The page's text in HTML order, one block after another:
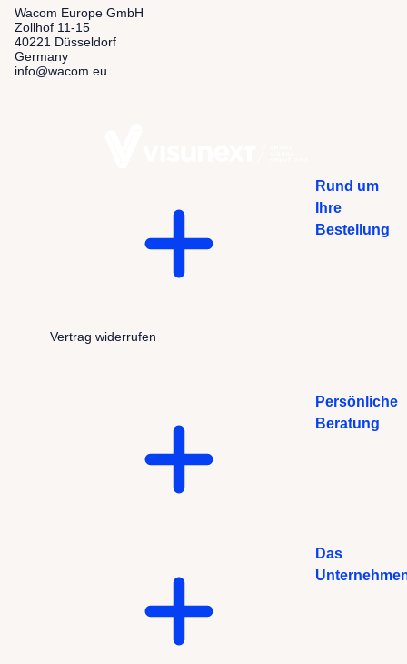
Wacom Europe GmbH
Zollhof 11-15
40221 Düsseldorf
Germany
info@wacom.eu
Rund um
Ihre
Bestellung
Vertrag widerrufen
Persönliche
Beratung
Das